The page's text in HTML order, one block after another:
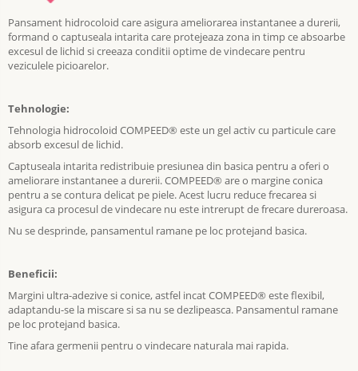
Pansament hidrocoloid care asigura ameliorarea instantanee a durerii,
formand o captuseala intarita care protejeaza zona in timp ce absoarbe
excesul de lichid si creeaza conditii optime de vindecare pentru
veziculele picioarelor.
Tehnologie:
Tehnologia hidrocoloid COMPEED® este un gel activ cu particule care
absorb excesul de lichid.
Captuseala intarita redistribuie presiunea din basica pentru a oferi o
ameliorare instantanee a durerii. COMPEED® are o margine conica
pentru a se contura delicat pe piele. Acest lucru reduce frecarea si
asigura ca procesul de vindecare nu este intrerupt de frecare dureroasa.
Nu se desprinde, pansamentul ramane pe loc protejand basica.
Beneficii:
Margini ultra-adezive si conice, astfel incat COMPEED® este flexibil,
adaptandu-se la miscare si sa nu se dezlipeasca. Pansamentul ramane
pe loc protejand basica.
Tine afara germenii pentru o vindecare naturala mai rapida.